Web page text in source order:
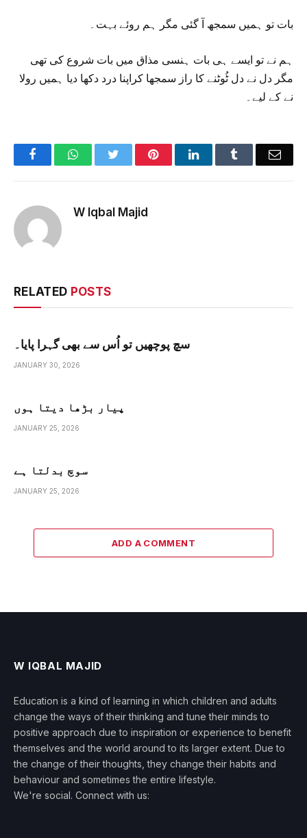
بات تو ہمیں سمجھ آ گئی مگر ہم روئے بہت۔
ہم نے تو ایسے ہی بات ہنسی مذاق میں بات شروع کی تھی
مگر دل نے دل ٹُوٹنے کا راز سمجھا کراپنا درد دکھا دیا ہمیں رولا
نے کے لیے۔
FacebookWhatsAppTwitter PinterestLinkedIn Tumblr
W Iqbal Majid
RELATED POSTS
سچ پوچھیں تو اُس سے بھی گہرا پایا۔
JANUARY 30, 2026
پیار بڑھا دیتا ہوں
JANUARY 25, 2026
سوچ بدلتا ہے
JANUARY 25, 2026
ADD A COMMENT
W IQBAL MAJID
Education is a kind of learning in which children and adults
change the ways of their thinking and tune their minds to
positive approach due to inspiration or experience to benefit
themselves and the world around to its larger extent. Due to
the change of their thoughts, they change their habits and
behaviour and sometimes the entire lifestyle.
We're social. Connect with us: